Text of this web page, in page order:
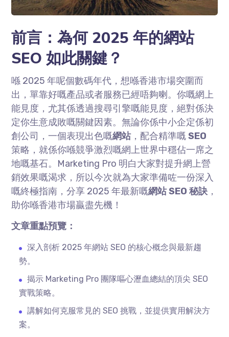
前言：為何 2025 年的網站
SEO 如此關鍵？
喺 2025 年呢個數碼年代，想喺香港市場突圍而
出，單靠好嘅產品或者服務已經唔夠喇。你嘅網上
能見度，尤其係透過搜尋引擎嘅能見度，絕對係決
定你生意成敗嘅關鍵因素。無論你係中小企定係初
創公司，一個表現出色嘅網站，配合精準嘅SEO
策略，就係你喺競爭激烈嘅網上世界中穩佔一席之
地嘅基石。Marketing Pro 明白大家對提升網上營
銷效果嘅渴求，所以今次就為大家準備咗一份深入
嘅終極指南，分享 2025 年最新嘅網站 SEO 秘訣 ，
助你喺香港市場贏盡先機！
文章重點預覽：
深入剖析 2025 年網站 SEO 的核心概念與最新趨
勢。
揭示 Marketing Pro 團隊嘔心瀝血總結的頂尖 SEO
實戰策略。
講解如何克服常見的 SEO 挑戰，並提供實用解決方
案。